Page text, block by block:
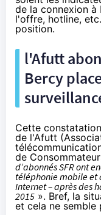
de la connexion à
l'offre, hotline,
position.
l'Afutt
Bercy
Cette
de l'Afutt
de
d’abonnésSFRont
téléphonie mobileet
Internet – après des
2015 ». Bref, la
et cela ne semble